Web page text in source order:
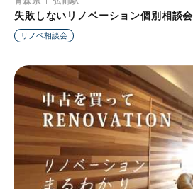
失敗しないリノベーション個別相談会
リノベ相談会